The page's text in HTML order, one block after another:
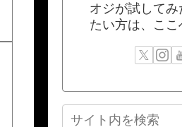
オジが試してみ
たい方は、ここ